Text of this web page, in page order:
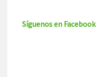
Síguenos en Facebook